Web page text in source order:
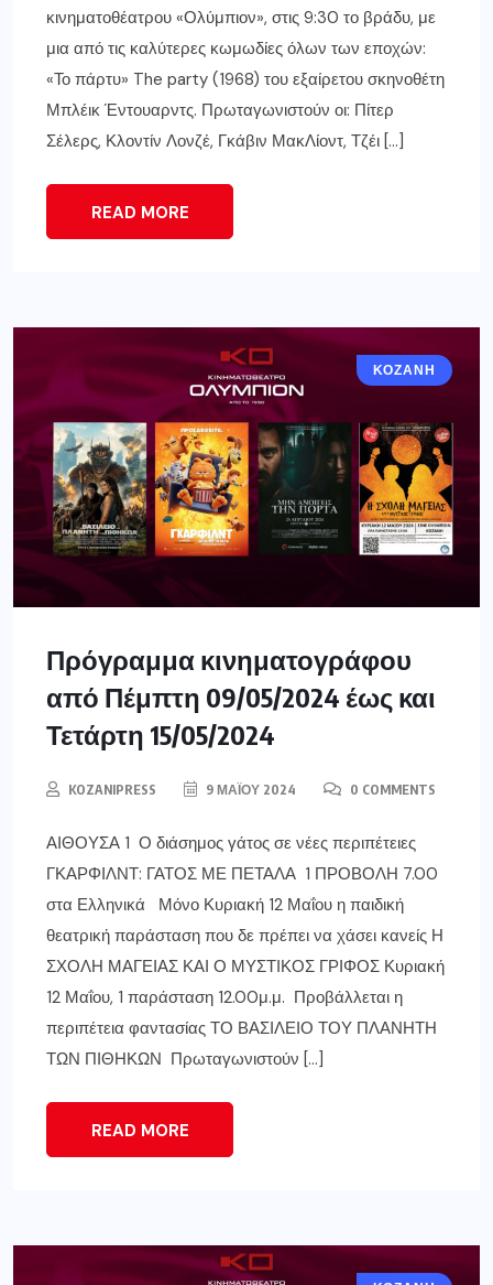
κινηματοθέατρου «Ολύμπιον», στις 9:30 το βράδυ, με
μια από τις καλύτερες κωμωδίες όλων των εποχών:
«Το πάρτυ» The party (1968) του εξαίρετου σκηνοθέτη
Μπλέικ Έντουαρντς. Πρωταγωνιστούν οι: Πίτερ
Σέλερς, Κλοντίν Λονζέ, Γκάβιν ΜακΛίοντ, Τζέι […]
READ MORE
ΚΟΖΆΝΗ
Πρόγραμμα κινηματογράφου
από Πέμπτη 09/05/2024 έως και
Τετάρτη 15/05/2024
KOZANIPRESS 9 ΜΑΪ́ΟΥ 2024 0 COMMENTS
ΑΙΘΟΥΣΑ 1 Ο διάσημος γάτος σε νέες περιπέτειες
ΓΚΑΡΦΙΛΝΤ: ΓΑΤΟΣ ΜΕ ΠΕΤΑΛΑ 1 ΠΡΟΒΟΛΗ 7.00
στα Ελληνικά Μόνο Κυριακή 12 Μαΐου η παιδική
θεατρική παράσταση που δε πρέπει να χάσει κανείς Η
ΣΧΟΛΗ ΜΑΓΕΙΑΣ ΚΑΙ Ο ΜΥΣΤΙΚΟΣ ΓΡΙΦΟΣ Κυριακή
12 Μαΐου, 1 παράσταση 12.00μ.μ. Προβάλλεται η
περιπέτεια φαντασίας ΤΟ ΒΑΣΙΛΕΙΟ ΤΟΥ ΠΛΑΝΗΤΗ
ΤΩΝ ΠΙΘΗΚΩΝ Πρωταγωνιστούν […]
READ MORE